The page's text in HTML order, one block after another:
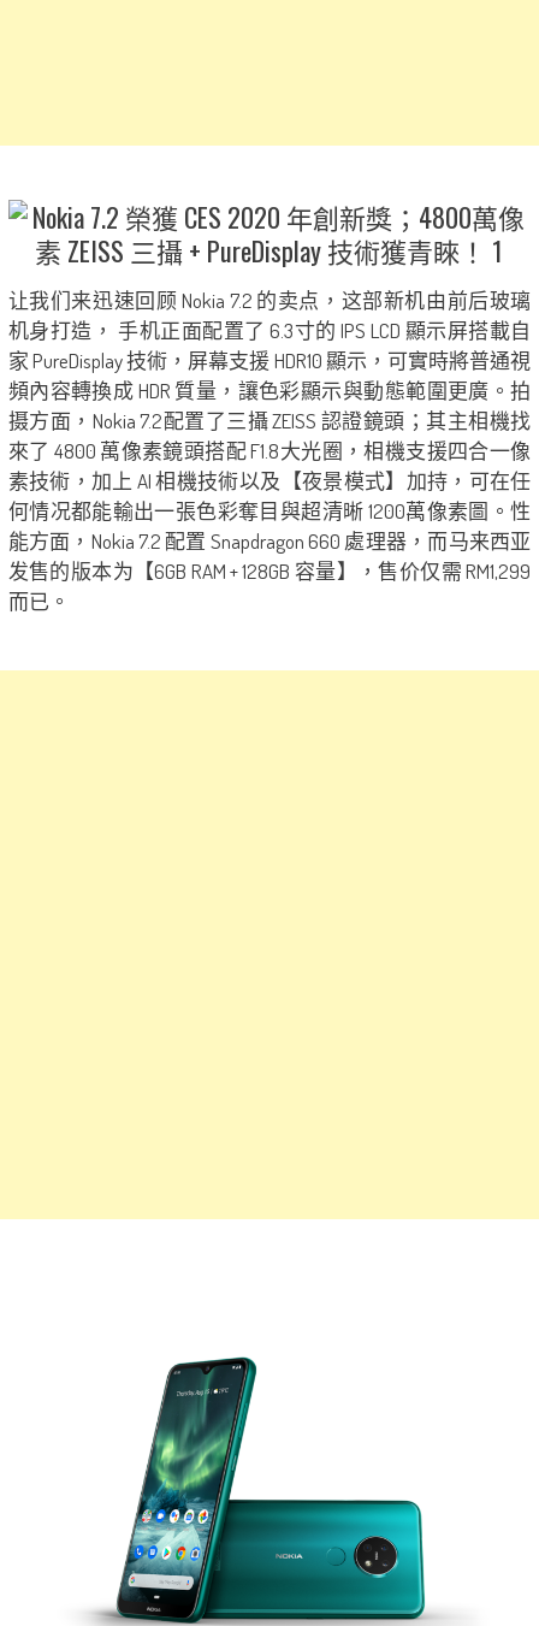
让我们来迅速回顾 Nokia 7.2 的卖点，这部新机由前后玻璃
机身打造， 手机正面配置了 6.3寸的 IPS LCD 顯示屏搭載自
家 PureDisplay 技術，屏幕支援 HDR10 顯示，可實時將普通視
頻內容轉換成 HDR 質量，讓色彩顯示與動態範圍更廣。拍
摄方面，Nokia 7.2配置了三攝 ZEISS 認證鏡頭；其主相機找
來了 4800 萬像素鏡頭搭配 F1.8大光圈，相機支援四合一像
素技術，加上 AI 相機技術以及【夜景模式】加持，可在任
何情况都能輸出一張色彩奪目與超清晰 1200萬像素圖。性
能方面，Nokia 7.2 配置 Snapdragon 660 處理器，而马来西亚
发售的版本为【6GB RAM + 128GB 容量】，售价仅需 RM1,299
而已。